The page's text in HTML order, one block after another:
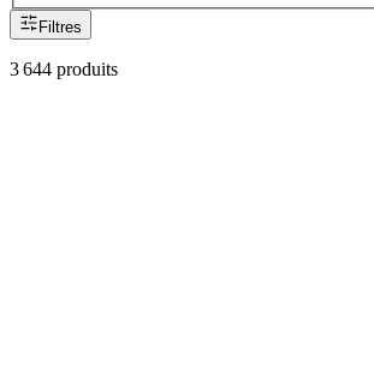
Filtres
3 644 produits